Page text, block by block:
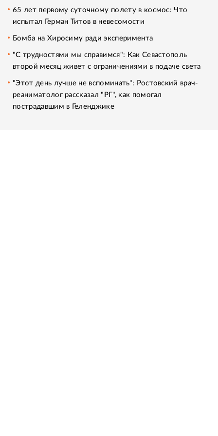
65 лет первому суточному полету в космос: Что
испытал Герман Титов в невесомости
Бомба на Хиросиму ради эксперимента
"С трудностями мы справимся": Как Севастополь
второй месяц живет с ограничениями в подаче света
"Этот день лучше не вспоминать": Ростовский врач-
реаниматолог рассказал "РГ", как помогал
пострадавшим в Геленджике